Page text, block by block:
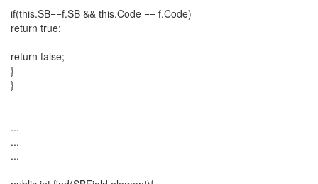
if(this.SB==f.SB && this.Code == f.Code)
return true;
return false;
}
}
...
...
...
Java
자
테
온
모
전